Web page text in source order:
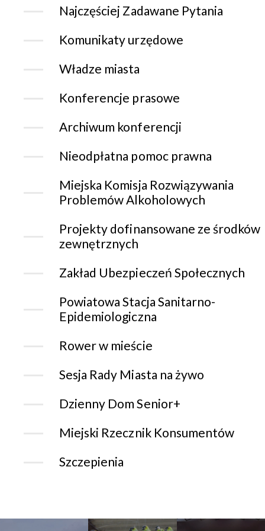
Najczęściej Zadawane Pytania
Komunikaty urzędowe
Władze miasta
Konferencje prasowe
Archiwum konferencji
Nieodpłatna pomoc prawna
Miejska Komisja Rozwiązywania
Problemów Alkoholowych
Projekty dofinansowane ze środków
zewnętrznych
Zakład Ubezpieczeń Społecznych
Powiatowa Stacja Sanitarno-
Epidemiologiczna
Rower w mieście
Sesja Rady Miasta na żywo
Dzienny Dom Senior+
Miejski Rzecznik Konsumentów
Szczepienia